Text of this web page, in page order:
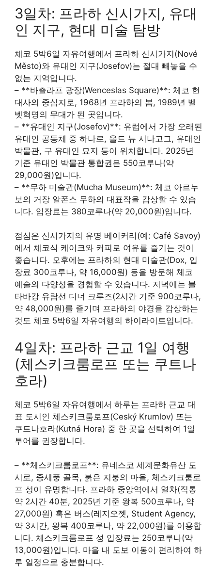
3일차: 프라하 신시가지, 유대
인 지구, 현대 미술 탐방
체코 5박6일 자유여행에서 프라하 신시가지(Nové
Město)와 유대인 지구(Josefov)는 절대 빼놓을 수
없는 지역입니다.
– **바츨라프 광장(Wenceslas Square)**: 체코 현
대사의 중심지로, 1968년 프라하의 봄, 1989년 벨
벳혁명의 무대가 된 곳입니다.
– **유대인 지구(Josefov)**: 유럽에서 가장 오래된
유대인 공동체 중 하나로, 올드 뉴 시나고그, 유대인
박물관, 구 유대인 묘지 등이 위치합니다. 2025년
기준 유대인 박물관 통합권은 550코루나(약
29,000원)입니다.
– **무하 미술관(Mucha Museum)**: 체코 아르누
보의 거장 알폰스 무하의 대표작을 감상할 수 있습
니다. 입장료는 380코루나(약 20,000원)입니다.
점심은 신시가지의 유명 베이커리(예: Café Savoy)
에서 체코식 케이크와 커피로 여유를 즐기는 것이
좋습니다. 오후에는 프라하의 현대 미술관(Dox, 입
장료 300코루나, 약 16,000원) 등을 방문해 체코
예술의 다양성을 경험할 수 있습니다. 저녁에는 블
타바강 유람선 디너 크루즈(2시간 기준 900코루나,
약 48,000원)를 즐기며 프라하의 야경을 감상하는
것도 체코 5박6일 자유여행의 하이라이트입니다.
4일차: 프라하 근교 1일 여행
(체스키크룸로프 또는 쿠트나
호라)
체코 5박6일 자유여행에서 하루는 프라하 근교 대
표 도시인 체스키크룸로프(Ceský Krumlov) 또는
쿠트나호라(Kutná Hora) 중 한 곳을 선택하여 1일
투어를 권장합니다.
– **체스키크룸로프**: 유네스코 세계문화유산 도
시로, 중세풍 골목, 붉은 지붕의 마을, 체스키크룸로
프 성이 유명합니다. 프라하 중앙역에서 열차(직통
약 2시간 40분, 2025년 기준 왕복 500코루나, 약
27,000원) 혹은 버스(레지오젯, Student Agency,
약 3시간, 왕복 400코루나, 약 22,000원)를 이용합
니다. 체스키크룸로프 성 입장료는 250코루나(약
13,000원)입니다. 마을 내 도보 이동이 편리하여 하
루 일정으로 충분합니다.